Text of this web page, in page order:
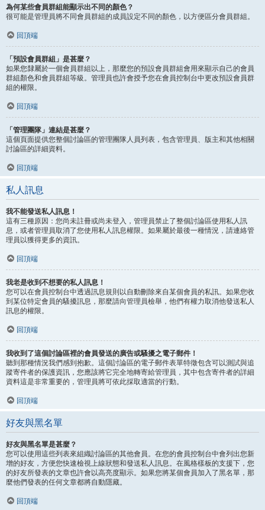
為何某些會員群組能顯示出不同的顏色？
很可能是管理員將不同會員群組的成員設定不同的顏色，以方便區分會員群組。
回頂端
「預設會員群組」是甚麼？
如果您隸屬於一個會員群組以上，那麼您的預設會員群組會用來顯示自己的會員
群組顏色和會員群組等級。管理員也許會授予您在會員控制台中更改預設會員群
組的權限。
回頂端
「管理團隊」連結是甚麼？
這個頁面提供您整個討論區的管理團隊人員列表，包含管理員、版主和其他相關
討論區的詳細資料。
回頂端
私人訊息
我不能發送私人訊息！
這有三種原因：您尚未註冊或尚未登入，管理員禁止了整個討論區使用私人訊
息，或者管理員取消了您使用私人訊息權限。如果屬於最後一種情況，請連絡管
理員以獲得更多的資訊。
回頂端
我老是收到不想要的私人訊息！
您可以在會員控制台中透過訊息規則以自動刪除來自某個會員的私訊。如果您收
到某位特定會員的騷擾訊息，那麼請向管理員檢舉，他們有權力取消他發送私人
訊息的權限。
回頂端
我收到了這個討論區裡的會員發送的廣告或騷擾之電子郵件！
聽到那種情況我們感到抱歉。這個討論區的電子郵件表單特徵包含可以測試與追
蹤寄件者的保護資訊，您應該將它完全地轉寄給管理員，其中包含寄件者的詳細
資料這是非常重要的，管理員將可依此採取適當的行動。
回頂端
好友與黑名單
好友與黑名單是甚麼？
您可以使用這些列表來組織討論區的其他會員。在您的會員控制台中會列出您新
增的好友，方便您快速檢視上線狀態和發送私人訊息。在風格樣板的支援下，您
的好友所發表的文章也許會以高亮度顯示。如果您將某個會員加入了黑名單，那
麼他們發表的任何文章都將自動隱藏。
回頂端